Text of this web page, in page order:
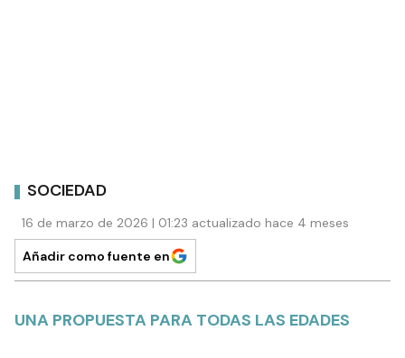
SOCIEDAD
16 de marzo de 2026 | 01:23 actualizado hace 4 meses
Añadir como fuente en
UNA PROPUESTA PARA TODAS LAS EDADES